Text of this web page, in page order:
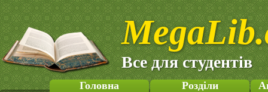
Все для студентів
Головна Розділи